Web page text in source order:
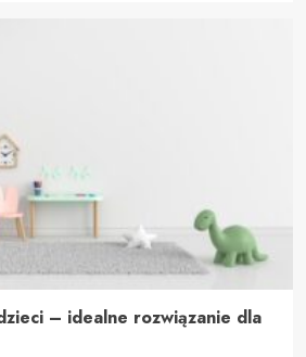
– idealne rozwiązanie dla